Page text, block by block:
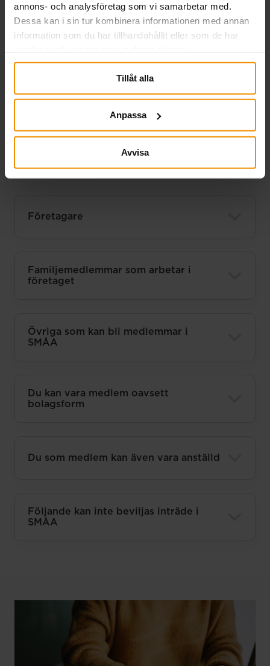
annons- och analysföretag som vi samarbetar med.
Dessa kan i sin tur kombinera informationen med annan
information som du har tillhandahållit eller som de har
Tillåt alla
Anpassa
Avvisa
SMÅA är en arbetslöshetskassa för
företagare, företagares make eller maka
arbetar inom små och medelstora
företag verksamma i Sverige. Till små
och medelstora företag räknas företag
med 0-249 anställda. Vi försäkrar
företagare från alla branscher och du
kan vara medlem i SMÅA oavsett vilket
sorts bolag du har.
Företagare
Familjemedlemmar som arbetar i
företaget
Övriga som kan bli medlemmar i
SMÅA
Du kan vara medlem oavsett
bolagsform
Du som medlem kan även vara anställd
Följande kan inte beviljas inträde i
SMÅA